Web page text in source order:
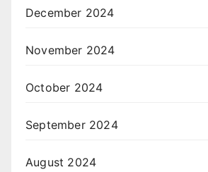
December 2024
November 2024
October 2024
September 2024
August 2024